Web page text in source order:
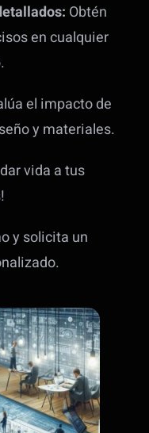
Obtén
en cualquier
el impacto de
y materiales.
vida a tus
y solicita un